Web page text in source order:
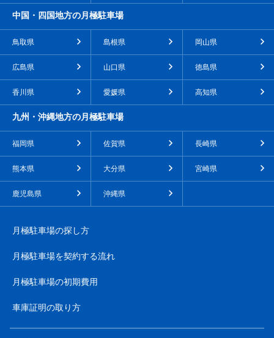
中国・四国地方の月極駐車場
鳥取県 島根県 岡山県
広島県 山口県 徳島県
香川県 愛媛県 高知県
九州・沖縄地方の月極駐車場
福岡県 佐賀県 長崎県
熊本県 大分県 宮崎県
鹿児島県 沖縄県
月極駐車場の探し方
月極駐車場を契約する流れ
月極駐車場の初期費用
車庫証明の取り方